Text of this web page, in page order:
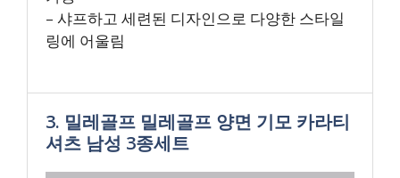
– 샤프하고 세련된 디자인으로 다양한 스타일
링에 어울림
3. 밀레골프 밀레골프 양면 기모 카라티
셔츠 남성 3종세트